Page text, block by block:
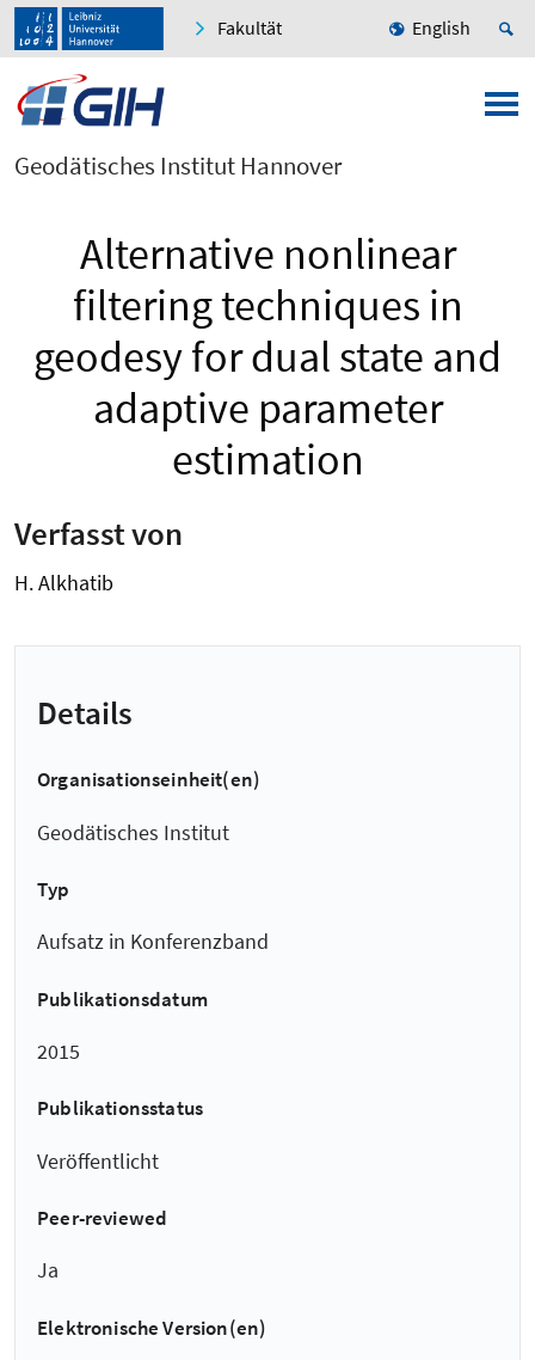
Fakultät English
Geodätisches Institut Hannover
Alternative nonlinear
filtering techniques in
geodesy for dual state and
adaptive parameter
estimation
Verfasst von
H. Alkhatib
Details
Organisationseinheit(en)
Geodätisches Institut
Typ
Aufsatz in Konferenzband
Publikationsdatum
2015
Publikationsstatus
Veröffentlicht
Peer-reviewed
Ja
Elektronische Version(en)